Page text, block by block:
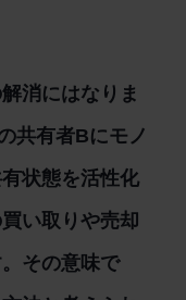
消にはなりま
共有者Bにモノ
状態を活性化
い取りや売却
その意味で